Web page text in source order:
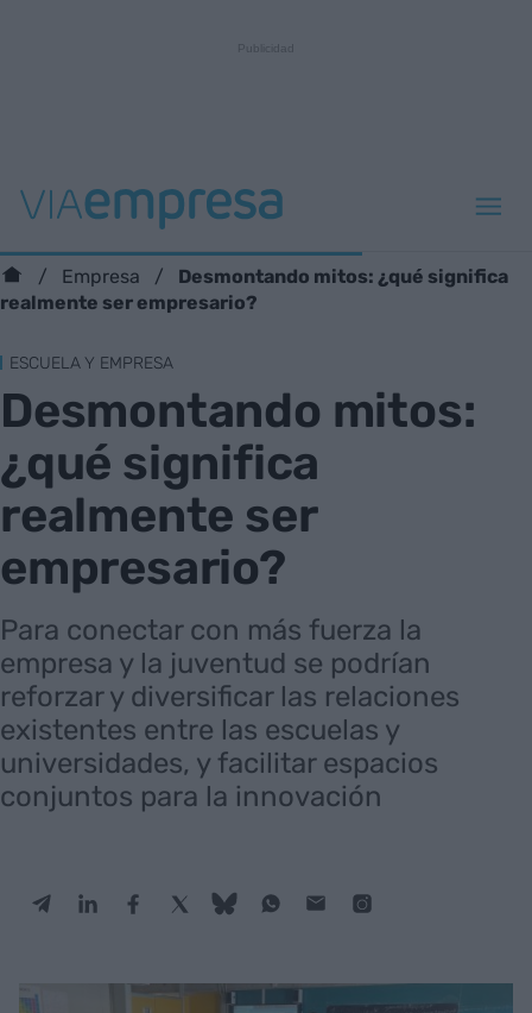
Empresa
Desmontando mitos: ¿qué significa
realmente ser empresario?
ESCUELA Y EMPRESA
Desmontando mitos:
¿qué significa
realmente ser
empresario?
Para conectar con más fuerza la
empresa y la juventud se podrían
reforzar y diversificar las relaciones
existentes entre las escuelas y
universidades, y facilitar espacios
conjuntos para la innovación